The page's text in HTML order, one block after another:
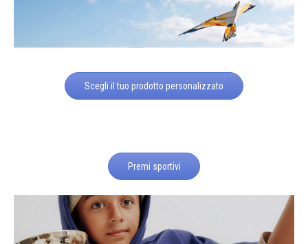
Scegli il tuo prodotto personalizzato
Premi sportivi